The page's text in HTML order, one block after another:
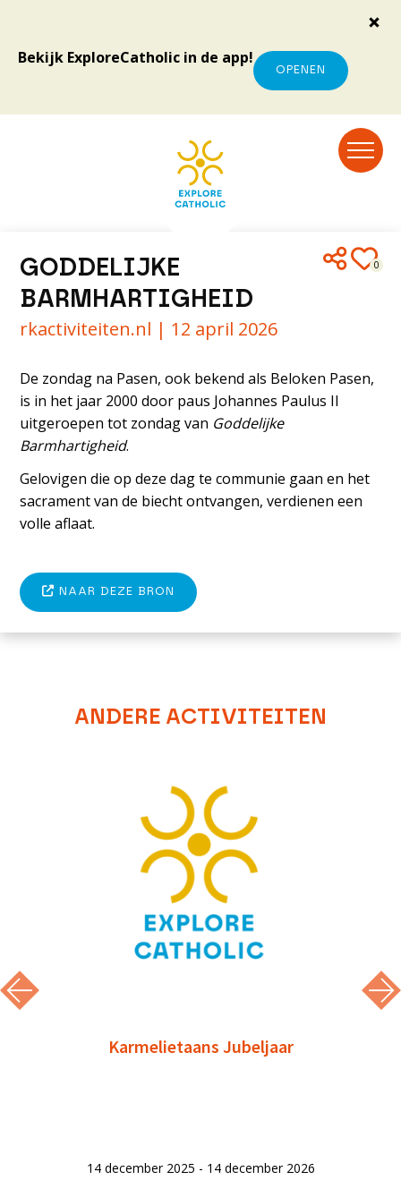
Bekijk ExploreCatholic in de app!
OPENEN
0
GODDELIJKE
BARMHARTIGHEID
rkactiviteiten.nl | 12 april 2026
De zondag na Pasen, ook bekend als Beloken Pasen,
is in het jaar 2000 door paus Johannes Paulus II
uitgeroepen tot zondag van Goddelijke
Barmhartigheid.
Gelovigen die op deze dag te communie gaan en het
sacrament van de biecht ontvangen, verdienen een
volle aflaat.
NAAR DEZE BRON
ANDERE ACTIVITEITEN
Karmelietaans Jubeljaar
14 december 2025 - 14 december 2026